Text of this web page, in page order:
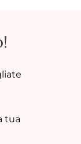
tua